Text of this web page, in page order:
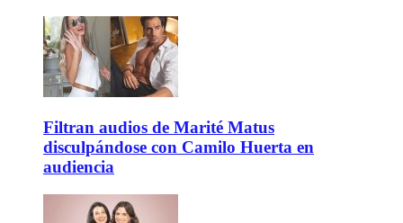
Filtran audios de Marité Matus
disculpándose con Camilo Huerta en
audiencia